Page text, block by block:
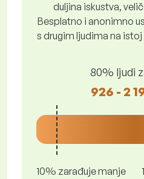
duljina iskustva,
Besplatno i anonimno
s drugim ljudima na
80% ljudi
926 - 2
10% zarađuje manje